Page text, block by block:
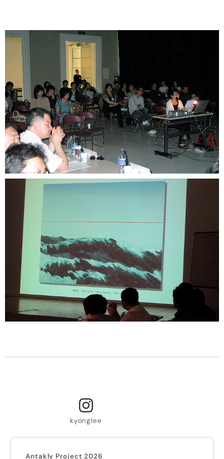
kyonglee
Antakly Project 2026